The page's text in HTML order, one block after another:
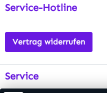
Service-Hotline
Vertrag widerrufen
Service